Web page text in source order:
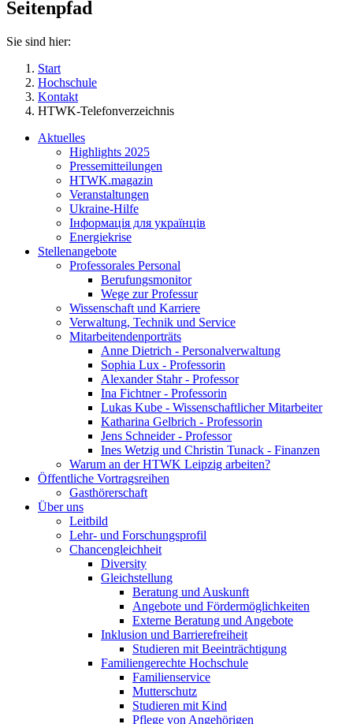
Seitenpfad
Sie sind hier:
Start
Hochschule
Kontakt
HTWK-Telefonverzeichnis
Aktuelles
Highlights 2025
Pressemitteilungen
HTWK.magazin
Veranstaltungen
Ukraine-Hilfe
Інформація для українців
Energiekrise
Stellenangebote
Professorales Personal
Berufungsmonitor
Wege zur Professur
Wissenschaft und Karriere
Verwaltung, Technik und Service
Mitarbeitendenporträts
Anne Dietrich - Personalverwaltung
Sophia Lux - Professorin
Alexander Stahr - Professor
Ina Fichtner - Professorin
Lukas Kube - Wissenschaftlicher Mitarbeiter
Katharina Gelbrich - Professorin
Jens Schneider - Professor
Ines Wetzig und Christin Tunack - Finanzen
Warum an der HTWK Leipzig arbeiten?
Öffentliche Vortragsreihen
Gasthörerschaft
Über uns
Leitbild
Lehr- und Forschungsprofil
Chancengleichheit
Diversity
Gleichstellung
Beratung und Auskunft
Angebote und Fördermöglichkeiten
Externe Beratung und Angebote
Inklusion und Barrierefreiheit
Studieren mit Beeinträchtigung
Familiengerechte Hochschule
Familienservice
Mutterschutz
Studieren mit Kind
Pflege von Angehörigen